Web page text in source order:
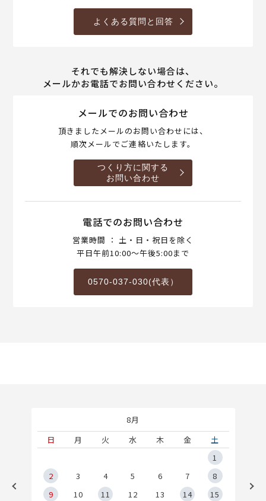
よくある質問と回答
それでも解決しない場合は、
メールかお電話でお問い合わせください。
メールでのお問い合わせ
頂きましたメールのお問い合わせには、
順次メールでご連絡いたします。
つくり方に関する
お問い合わせ
電話でのお問い合わせ
営業時間 ： 土・日・祝日を除く
平日午前10:00～午後5:00まで
0570-037-030(代表）
8月
日
月 火 水 木 金
土
1
2
3 4 5 6 7
8
9
10 11 12 13 14
15